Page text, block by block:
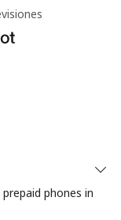
por ⁦$5⁩
phones in